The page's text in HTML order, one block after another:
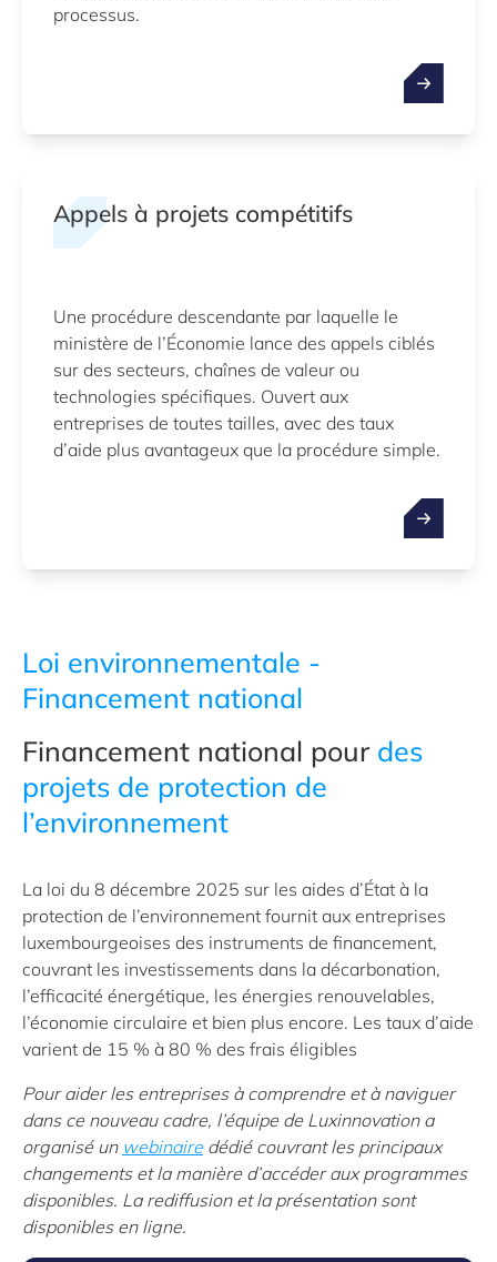
processus.
Appels à projets compétitifs
Une procédure descendante par laquelle le
ministère de l’Économie lance des appels ciblés
sur des secteurs, chaînes de valeur ou
technologies spécifiques. Ouvert aux
entreprises de toutes tailles, avec des taux
d’aide plus avantageux que la procédure simple.
Loi environnementale -
Financement national
Financement national pour des
projets de protection de
l’environnement
La loi du 8 décembre 2025 sur les aides d’État à la
protection de l’environnement fournit aux entreprises
luxembourgeoises des instruments de financement,
couvrant les investissements dans la décarbonation,
l’efficacité énergétique, les énergies renouvelables,
l’économie circulaire et bien plus encore. Les taux d’aide
varient de 15 % à 80 % des frais éligibles
Pour aider les entreprises à comprendre et à naviguer
dans ce nouveau cadre, l’équipe de Luxinnovation a
organisé un webinairedédié couvrant les principaux
changements et la manière d’accéder aux programmes
disponibles. La rediffusion et la présentation sont
disponibles en ligne.